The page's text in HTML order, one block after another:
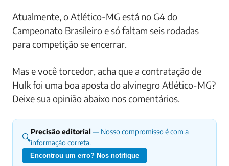
Atualmente, o Atlético-MG está no G4 do
Campeonato Brasileiro e só faltam seis rodadas
para competição se encerrar.
Mas e você torcedor, acha que a contratação de
Hulk foi uma boa aposta do alvinegro Atlético-MG?
Deixe sua opinião abaixo nos comentários.
🔍Precisão editorial — Nosso compromisso é com a
informação correta.
Encontrou um erro? Nos notifique